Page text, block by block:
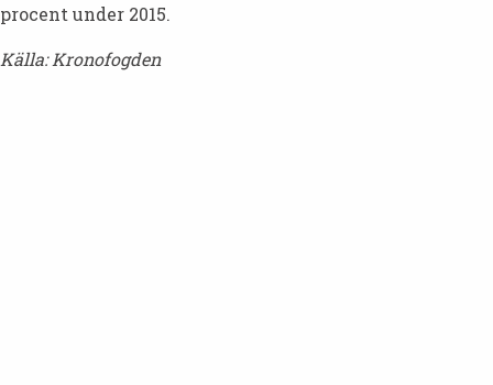
procent under 2015.
Källa: Kronofogden